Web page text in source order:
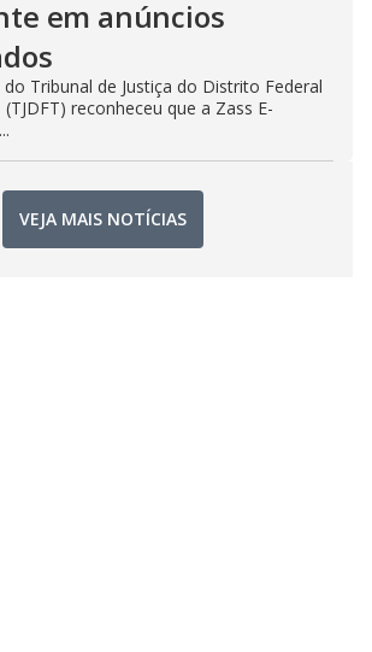
em anúncios
do Tribunal de Justiça do Distrito Federal
reconheceu que a Zass E-
VEJA MAIS NOTÍCIAS